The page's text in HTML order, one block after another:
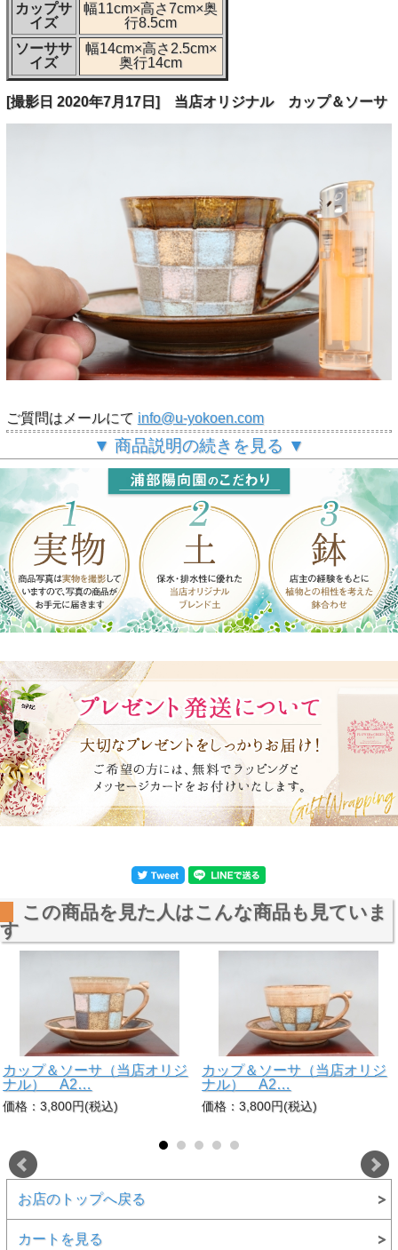
カップサ
イズ
幅11cm×高さ7cm×奥
行8.5cm
ソーササ
イズ
幅14cm×高さ2.5cm×
奥行14cm
[撮影日 2020年7月17日] 当店オリジナル カップ＆ソーサ
ご質問はメールにて info@u-yokoen.com
▼ 商品説明の続きを見る ▼
この商品を見た人はこんな商品も見ていま
す
カップ＆ソーサ（当店オリジ
ナル） A2…
価格：3,800円(税込)
カップ＆ソーサ（当店オリジ
ナル） A2…
価格：3,800円(税込)
お店のトップへ戻る
カートを見る